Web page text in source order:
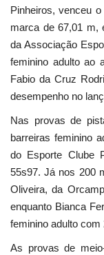
Pinheiros, venceu
marca de 67,01 m,
da Associação
feminino adulto ao
Fabio da Cruz
desempenho no
Nas provas de
barreiras feminino
do Esporte Clube
55s97. Já nos 200
Oliveira, da
enquanto Bianca
feminino adulto com
As provas de